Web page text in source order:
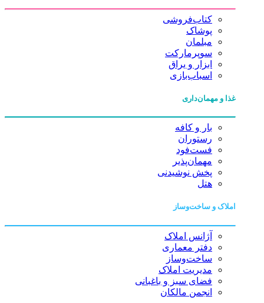
کتاب‌فروشی
پوشاک
مبلمان
سوپرمارکت
ابزار و یراق
اسباب‌بازی
غذا و مهمان‌داری
بار و کافه
رستوران
فست‌فود
مهمان‌پذیر
پخش نوشیدنی
هتل
املاک و ساخت‌وساز
آژانس املاک
دفتر معماری
ساخت‌وساز
مدیریت املاک
فضای سبز و باغبانی
انجمن مالکان